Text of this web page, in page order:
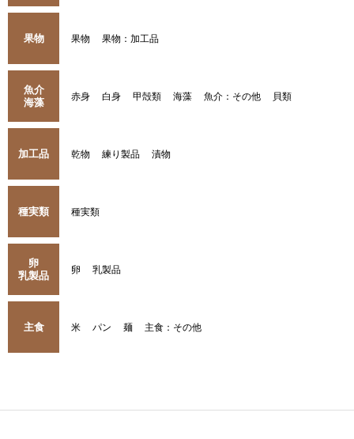
果物 果物 果物：加工品
魚介
海藻
赤身 白身 甲殻類 海藻 魚介：その他 貝類
加工品 乾物 練り製品 漬物
種実類 種実類
卵
乳製品
卵 乳製品
主食 米 パン 麺 主食：その他